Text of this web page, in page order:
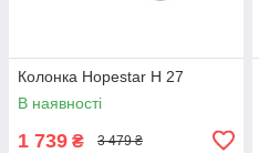
Колонка Hopestar H 27
В наявності
1 739 ₴ 3 479 ₴